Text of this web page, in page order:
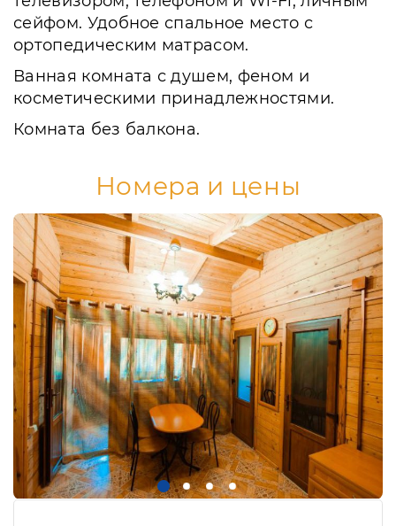
сейфом. Удобное спальное место с
ортопедическим матрасом.
Ванная комната с душем, феном и
косметическими принадлежностями.
Комната без балкона.
Номера и цены